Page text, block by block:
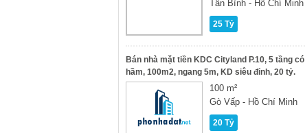
Tân Bình - Hồ Chí Minh
25 Tỷ
Bán nhà mặt tiền KDC Cityland P.10, 5 tầng có
hầm, 100m2, ngang 5m, KD siêu đỉnh, 20 tỷ.
100 m²
Gò Vấp - Hồ Chí Minh
20 Tỷ